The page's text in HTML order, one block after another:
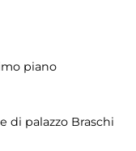
piano
di palazzo Braschi